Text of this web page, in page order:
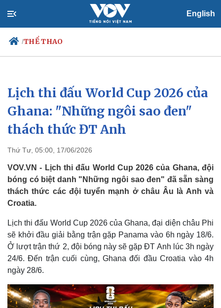
English
/THỂ THAO
Chính trị
Đảng
Tổ chức nhân sự
Quốc hội
Xã hội
Tin 24h
Dự báo thời tiết
Giáo dục
Lịch thi đấu World Cup 2026 của
Ghana: "Những ngôi sao đen"
thách thức ĐT Anh
Thứ Tư, 05:00, 17/06/2026
VOV.VN - Lịch thi đấu World Cup 2026 của Ghana, đội
bóng có biệt danh "Những ngôi sao đen" đã sẵn sàng
thách thức các đội tuyển mạnh ở châu Âu là Anh và
Croatia.
Lịch thi đấu World Cup 2026 của Ghana, đại diện châu Phi
sẽ khởi đầu giải bằng trận gặp Panama vào 6h ngày 18/6.
Ở lượt trận thứ 2, đội bóng này sẽ gặp ĐT Anh lúc 3h ngày
24/6. Đến trận cuối cùng, Ghana đối đầu Croatia vào 4h
ngày 28/6.